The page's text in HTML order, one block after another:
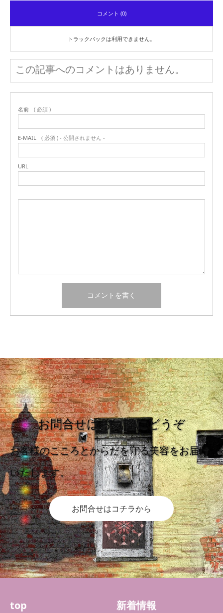
コメント (0)
トラックバックは利用できません。
この記事へのコメントはありません。
名前 ( 必須 )
E-MAIL ( 必須 ) - 公開されません -
URL
お問合せはお気軽にどうぞ
お客様のこころとからだを守る美容をお届け
いたします。
お問合せはコチラから
top
新着情報